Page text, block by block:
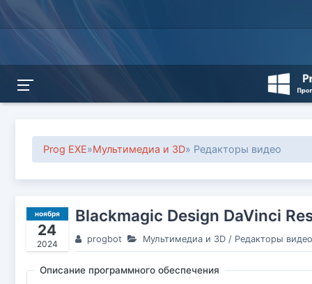
Prog EXE»Мультимедиа и 3D» Редакторы видео
ноября
24
2024
Blackmagic Design DaVinci
progbot Мультимедиа и 3D/ Редакторы видео
Описание программного обеспечения